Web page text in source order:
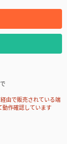
由で販売されている端
動作確認しています